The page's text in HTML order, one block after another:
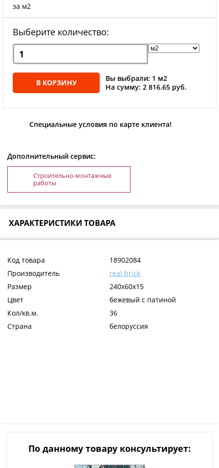
за м2
Выберите количество:
В КОРЗИНУ
Вы выбрали: 1 м2
На сумму: 2 816.65 руб.
Специальные условия по карте клиента!
Дополнительный сервис:
Строительно-монтажные
работы
ХАРАКТЕРИСТИКИ ТОВАРА
Код товара
18902084
Производитель
real brick
Размер
240х60х15
Цвет
бежевый с патиной
Кол/кв.м.
36
Страна
белоруссия
По данному товару консультирует: